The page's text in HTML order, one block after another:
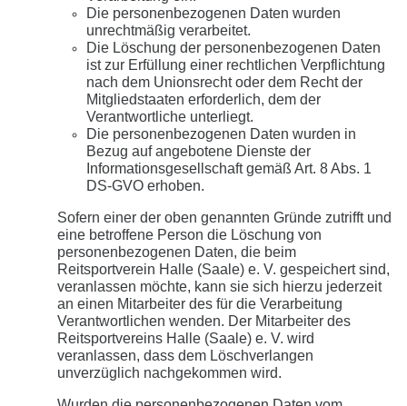
Die personenbezogenen Daten wurden
unrechtmäßig verarbeitet.
Die Löschung der personenbezogenen Daten
ist zur Erfüllung einer rechtlichen Verpflichtung
nach dem Unionsrecht oder dem Recht der
Mitgliedstaaten erforderlich, dem der
Verantwortliche unterliegt.
Die personenbezogenen Daten wurden in
Bezug auf angebotene Dienste der
Informationsgesellschaft gemäß Art. 8 Abs. 1
DS-GVO erhoben.
Sofern einer der oben genannten Gründe zutrifft und
eine betroffene Person die Löschung von
personenbezogenen Daten, die beim
Reitsportverein Halle (Saale) e. V. gespeichert sind,
veranlassen möchte, kann sie sich hierzu jederzeit
an einen Mitarbeiter des für die Verarbeitung
Verantwortlichen wenden. Der Mitarbeiter des
Reitsportvereins Halle (Saale) e. V. wird
veranlassen, dass dem Löschverlangen
unverzüglich nachgekommen wird.